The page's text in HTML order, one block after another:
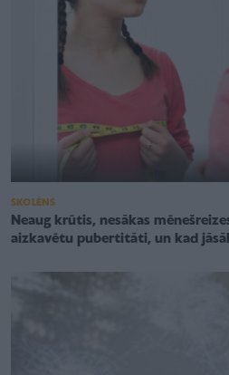
SKOLĒNS
Neaug krūtis, nesākas
aizkavētu pubertitāti, un kad